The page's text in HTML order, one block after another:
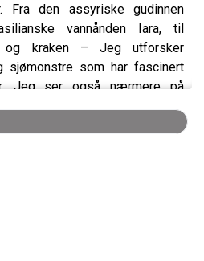
Fra den assyriske gudinnen
vannånden Iara, til
og kraken – Jeg utforsker
sjømonstre som har fascinert
Jeg ser også nærmere på
hollender, Caleuche,
Medan, før vi avslutter med